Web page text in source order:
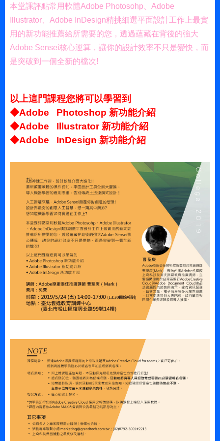
本堂課評點常用軟體Adobe Photosohp、Adobe
Illustrator、Adobe InDesign精挑細選平面設計工作上最實
用的新功能推薦給所需要的您，透過蘊藏在背後的強大
Adobe Sensei核心運算，讓你的設計效率不只是變快，而
是突破到一個全新的檔次!
以上這門課程您將可以學習到
◆Adobe Photoshop 新功能介紹
◆Adobe Illustrator 新功能介紹
◆Adobe InDesign 新功能介紹